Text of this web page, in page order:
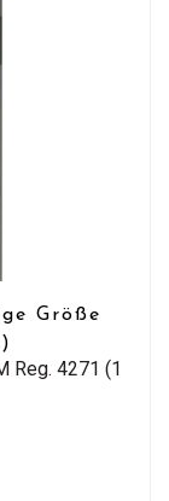
Größe
Reg. 4271 (1